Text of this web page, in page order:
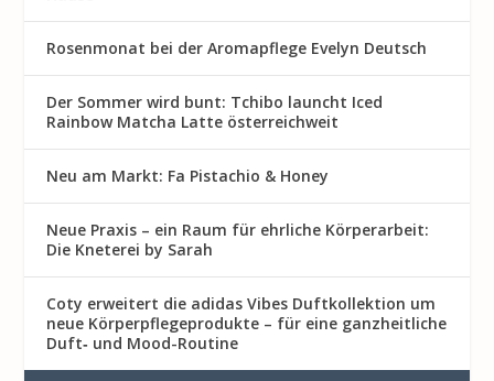
Rosenmon at bei der Aromapflege Evelyn Deutsch
Der Sommer wird bunt: Tchibo launcht Iced
Rainbow Matcha Latte österreichweit
Neu am Markt: Fa Pistachio & Honey
Neue Praxis – ein Raum für ehrliche Körperarbeit:
Die Kneterei by Sarah
Coty erweitert die adidas Vibes Duftkollektion um
neue Körperpflegeprodukte – für eine ganzheitliche
Duft‑ und Mood-Routine